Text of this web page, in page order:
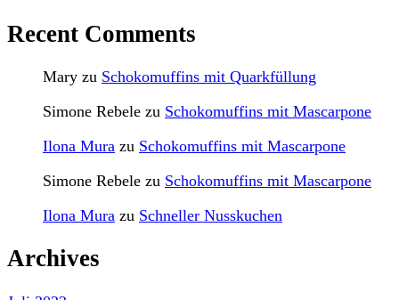
Recent Comments
Mary zu Schokomuffins mit Quarkfüllung
Simone Rebele zu Schokomuffins mit Mascarpone
Ilona Mura zu Schokomuffins mit Mascarpone
Simone Rebele zu Schokomuffins mit Mascarpone
Ilona Mura zu Schneller Nusskuchen
Archives